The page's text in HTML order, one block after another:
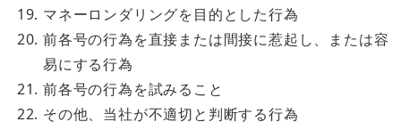
マネーロンダリングを目的とした行為
前各号の行為を直接または間接に惹起し、または容
易にする行為
前各号の行為を試みること
その他、当社が不適切と判断する行為